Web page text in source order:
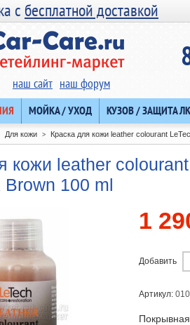
сбесплатной доставкой
наш сайт наш форум
МОЙКА / УХОД КУЗОВ / ЗАЩИТА
Для кожи > Краска для кожи leather colourant
кожи leather
Brown 100 ml
1
Добавить
Артикул: